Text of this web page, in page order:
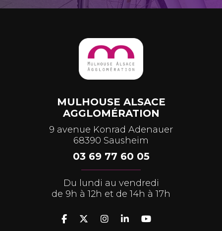
MULHOUSE ALSACE
AGGLOMÉRATION
9 avenue Konrad Adenauer
68390 Sausheim
03 69 77 60 05
Du lundi au vendredi
de 9h à 12h et de 14h à 17h